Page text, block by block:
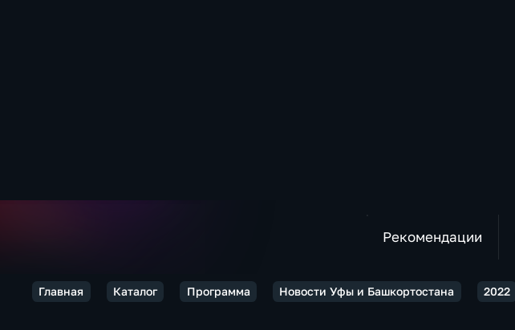
Рекомендации
Главная Каталог Программа Новости Уфы и Башкортостана 2022